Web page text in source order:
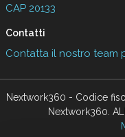
CAP 20133
Contatti
Contatta il nostro team
Nextwork360 - Codice
Nextwork360.